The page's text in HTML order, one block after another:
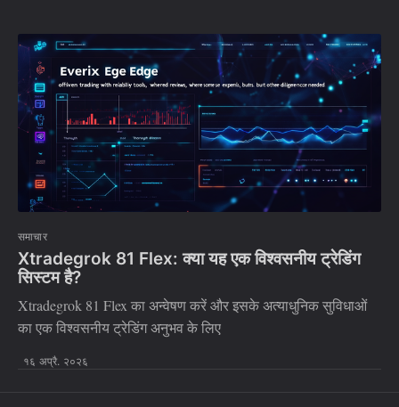
समाचार
Xtradegrok 81 Flex: क्या यह एक विश्वसनीय ट्रेडिंग
सिस्टम है?
Xtradegrok 81 Flex का अन्वेषण करें और इसके अत्याधुनिक सुविधाओं
का एक विश्वसनीय ट्रेडिंग अनुभव के लिए
१६ अप्रै. २०२६